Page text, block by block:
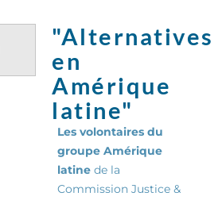
"Alternatives
en
Amérique
latine"
Les volontaires du
groupe Amérique
latine de la
Commission Justice &